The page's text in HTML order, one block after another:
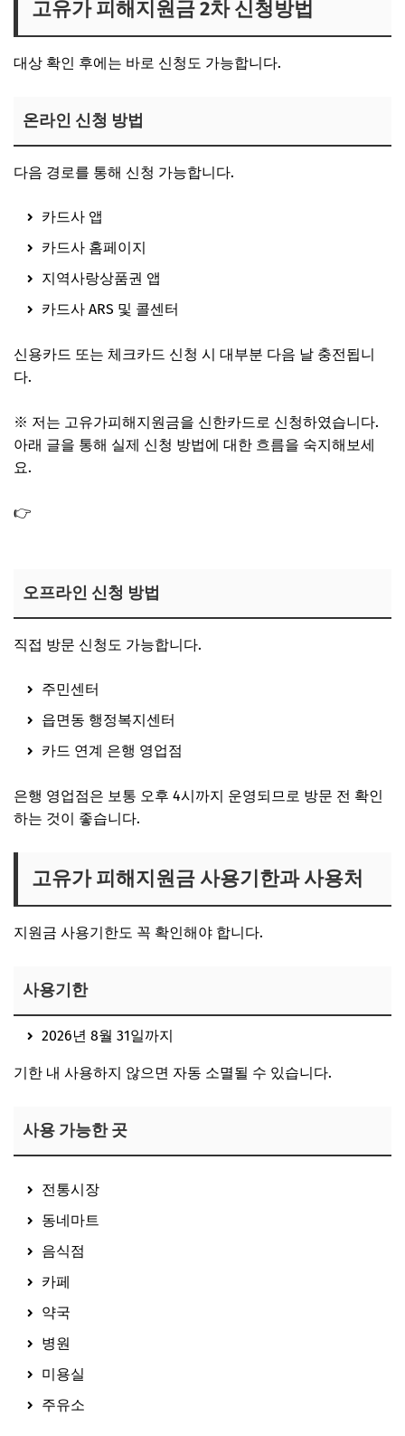
고유가 피해지원금 2차 신청방법
대상 확인 후에는 바로 신청도 가능합니다.
온라인 신청 방법
다음 경로를 통해 신청 가능합니다.
카드사 앱
카드사 홈페이지
지역사랑상품권 앱
카드사 ARS 및 콜센터
신용카드 또는 체크카드 신청 시 대부분 다음 날 충전됩니
다.
※ 저는 고유가피해지원금을 신한카드로 신청하였습니다.
아래 글을 통해 실제 신청 방법에 대한 흐름을 숙지해보세
요.
👉
오프라인 신청 방법
직접 방문 신청도 가능합니다.
주민센터
읍면동 행정복지센터
카드 연계 은행 영업점
은행 영업점은 보통 오후 4시까지 운영되므로 방문 전 확인
하는 것이 좋습니다.
고유가 피해지원금 사용기한과 사용처
지원금 사용기한도 꼭 확인해야 합니다.
사용기한
2026년 8월 31일까지
기한 내 사용하지 않으면 자동 소멸될 수 있습니다.
사용 가능한 곳
전통시장
동네마트
음식점
카페
약국
병원
미용실
주유소